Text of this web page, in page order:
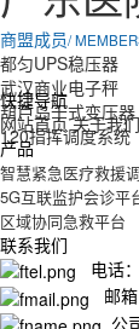
商盟成员/
都匀UPS稳压器
武汉商业电子秤
葫芦岛干式变压器
120指挥调度系统
快捷导航
网站首页 关于我们
产品
智慧紧急医疗救援
5G互联监护会诊平
区域协同急救平台
联系我们
电话
邮
公